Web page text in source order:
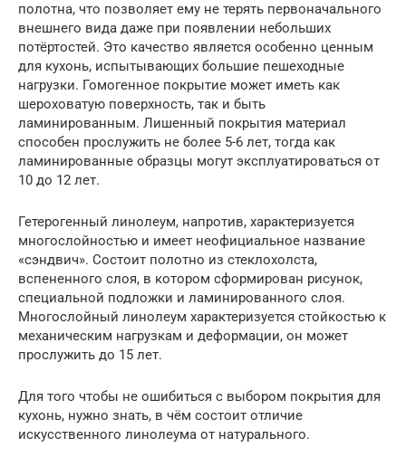
полотна, что позволяет ему не терять первоначального
внешнего вида даже при появлении небольших
потёртостей. Это качество является особенно ценным
для кухонь, испытывающих большие пешеходные
нагрузки. Гомогенное покрытие может иметь как
шероховатую поверхность, так и быть
ламинированным. Лишенный покрытия материал
способен прослужить не более 5-6 лет, тогда как
ламинированные образцы могут эксплуатироваться от
10 до 12 лет.
Гетерогенный линолеум, напротив, характеризуется
многослойностью и имеет неофициальное название
«сэндвич». Состоит полотно из стеклохолста,
вспененного слоя, в котором сформирован рисунок,
специальной подложки и ламинированного слоя.
Многослойный линолеум характеризуется стойкостью к
механическим нагрузкам и деформации, он может
прослужить до 15 лет.
Для того чтобы не ошибиться с выбором покрытия для
кухонь, нужно знать, в чём состоит отличие
искусственного линолеума от натурального.